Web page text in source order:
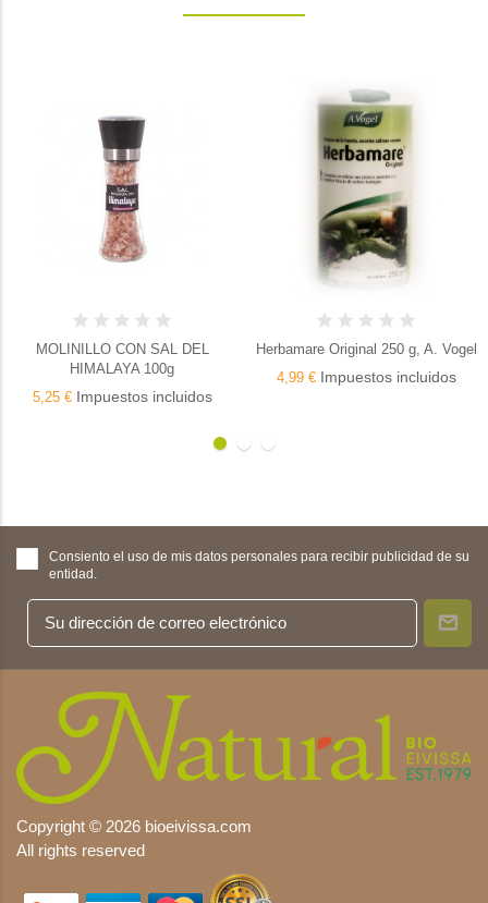
MOLINILLO CON SAL DEL
HIMALAYA 100g
5,25 €Impuestos incluidos
Herbamare Original 250 g, A. Vogel
4,99 €Impuestos incluidos
Consiento el uso de mis datos personales para recibir publicidad de su
entidad.
Copyright © 2026 bioeivissa.com
All rights reserved